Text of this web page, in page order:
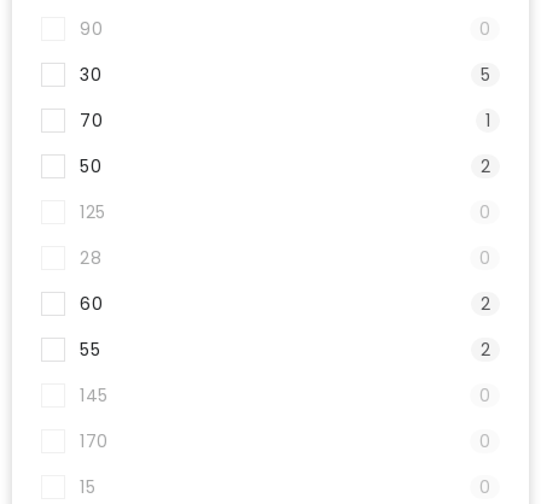
90
0
30
5
70
1
50
2
125
0
28
0
60
2
55
2
145
0
170
0
15
0